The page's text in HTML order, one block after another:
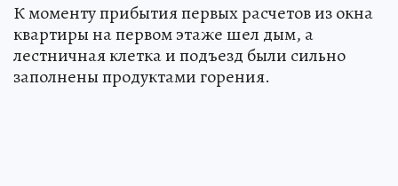
К моменту прибытия первых расчетов из окна
квартиры на первом этаже шел дым, а
лестничная клетка и подъезд были сильно
заполнены продуктами горения.